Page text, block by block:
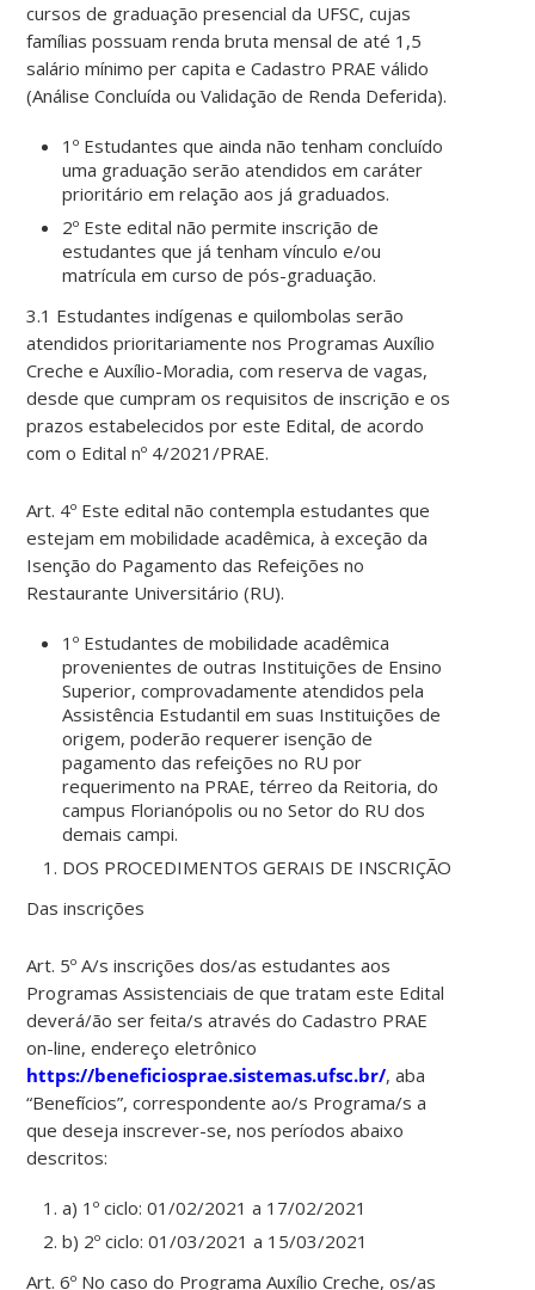
cursos de graduação presencial da UFSC, cujas
famílias possuam renda bruta mensal de até 1,5
salário mínimo per capita e Cadastro PRAE válido
(Análise Concluída ou Validação de Renda Deferida).
1º Estudantes que ainda não tenham concluído
uma graduação serão atendidos em caráter
prioritário em relação aos já graduados.
2º Este edital não permite inscrição de
estudantes que já tenham vínculo e/ou
matrícula em curso de pós-graduação.
3.1 Estudantes indígenas e quilombolas serão
atendidos prioritariamente nos Programas Auxílio
Creche e Auxílio-Moradia, com reserva de vagas,
desde que cumpram os requisitos de inscrição e os
prazos estabelecidos por este Edital, de acordo
com o Edital nº 4/2021/PRAE.
Art. 4º Este edital não contempla estudantes que
estejam em mobilidade acadêmica, à exceção da
Isenção do Pagamento das Refeições no
Restaurante Universitário (RU).
1º Estudantes de mobilidade acadêmica
provenientes de outras Instituições de Ensino
Superior, comprovadamente atendidos pela
Assistência Estudantil em suas Instituições de
origem, poderão requerer isenção de
pagamento das refeições no RU por
requerimento na PRAE, térreo da Reitoria, do
campus Florianópolis ou no Setor do RU dos
demais campi.
DOS PROCEDIMENTOS GERAIS DE INSCRIÇÃO
Das inscrições
Art. 5º A/s inscrições dos/as estudantes aos
Programas Assistenciais de que tratam este Edital
deverá/ão ser feita/s através do Cadastro PRAE
on-line, endereço eletrônico
https://beneficiosprae.sistemas.ufsc.br/, aba
“Benefícios”, correspondente ao/s Programa/s a
que deseja inscrever-se, nos períodos abaixo
descritos:
a) 1º ciclo: 01/02/2021 a 17/02/2021
b) 2º ciclo: 01/03/2021 a 15/03/2021
Art. 6º No caso do Programa Auxílio Creche, os/as